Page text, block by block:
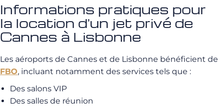
Informations pratiques pour
la location d'un jet privé de
Cannes à Lisbonne
Les aéroports de Cannes et de Lisbonne bénéficient de
FBO, incluant notamment des services tels que :
Des salons VIP
Des salles de réunion